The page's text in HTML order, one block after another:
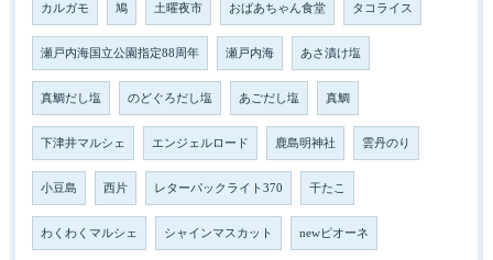
カルガモ 鳩 土曜夜市 おばあちゃん食堂 タコライス
瀬戸内海国立公園指定88周年 瀬戸内海 あさ漬け塩
真鯛だし塩 のどぐろだし塩 あごだし塩 真鯛
下津井マルシェ エンジェルロード 鹿島明神社 雲丹のり
小豆島 西片 レターパックライト370 干たこ
わくわくマルシェ シャインマスカット newピオーネ